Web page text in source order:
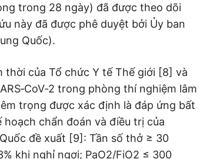
trong 28 ngày) đã được theo dõi
này đã được phê duyệt bởi Ủy ban
Quốc).
thời của Tổ chức Y tế Thế giới [8] và
trong phòng thí nghiệm lâm
trọng được xác định là đáp ứng bất
chẩn đoán và điều trị của
đề xuất [9]: Tần số thở ≥ 30
khi nghỉ ngơi; PaO2/FiO2 ≤ 300